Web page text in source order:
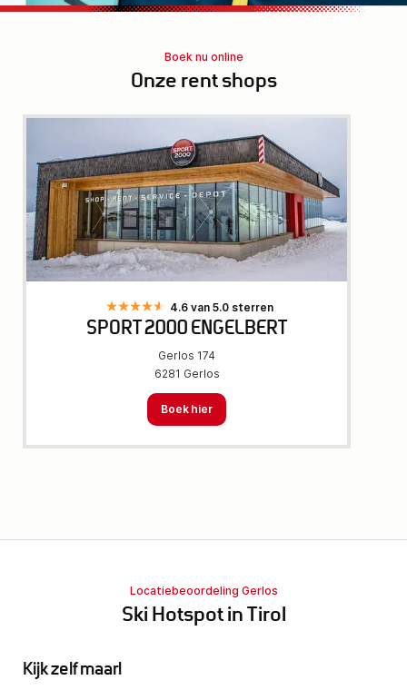
Boek nu online
Onze rent shops
4.6 van 5.0 sterren
SPORT 2000 ENGELBERT
Gerlos 174
6281 Gerlos
Boek hier
Locatiebeoordeling Gerlos
Ski Hotspot in Tirol
Kijk zelf maar!